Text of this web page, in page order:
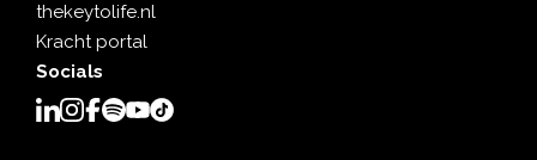
thekeytolife.nl
Kracht portal
Socials